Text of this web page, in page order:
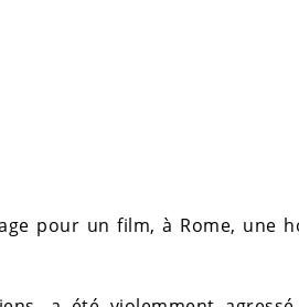
pour un film, à Rome, une